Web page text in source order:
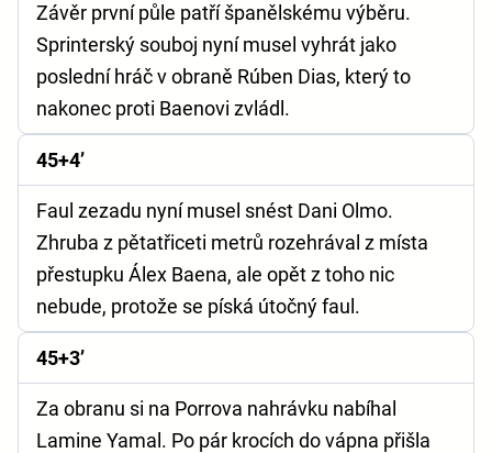
Závěr první půle patří španělskému výběru.
Sprinterský souboj nyní musel vyhrát jako
poslední hráč v obraně Rúben Dias, který to
nakonec proti Baenovi zvládl.
45+4’
Faul zezadu nyní musel snést Dani Olmo.
Zhruba z pětatřiceti metrů rozehrával z místa
přestupku Álex Baena, ale opět z toho nic
nebude, protože se píská útočný faul.
45+3’
Za obranu si na Porrova nahrávku nabíhal
Lamine Yamal. Po pár krocích do vápna přišla